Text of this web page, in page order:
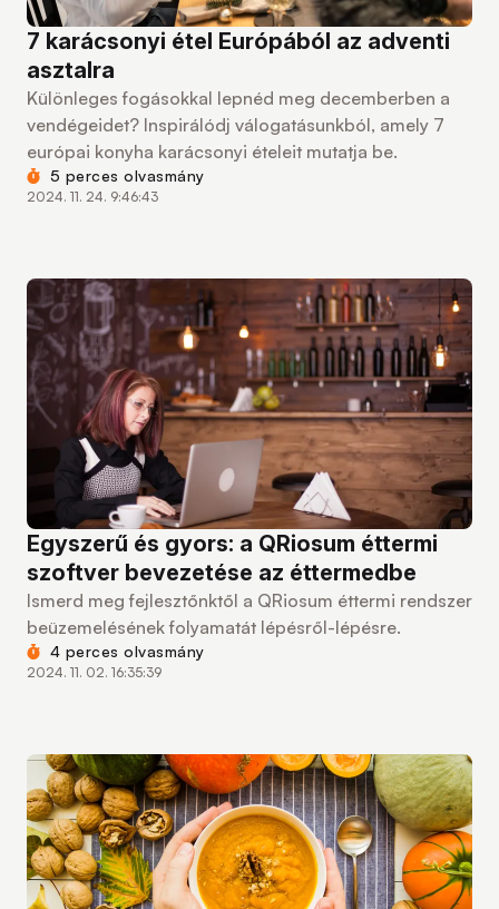
7 karácsonyi étel Európából az adventi
asztalra
Különleges fogásokkal lepnéd meg decemberben a
vendégeidet? Inspirálódj válogatásunkból, amely 7
európai konyha karácsonyi ételeit mutatja be.
5 perces olvasmány
2024. 11. 24. 9:46:43
Egyszerű és gyors: a QRiosum éttermi
szoftver bevezetése az éttermedbe
Ismerd meg fejlesztőnktől a QRiosum éttermi rendszer
beüzemelésének folyamatát lépésről-lépésre.
4 perces olvasmány
2024. 11. 02. 16:35:39